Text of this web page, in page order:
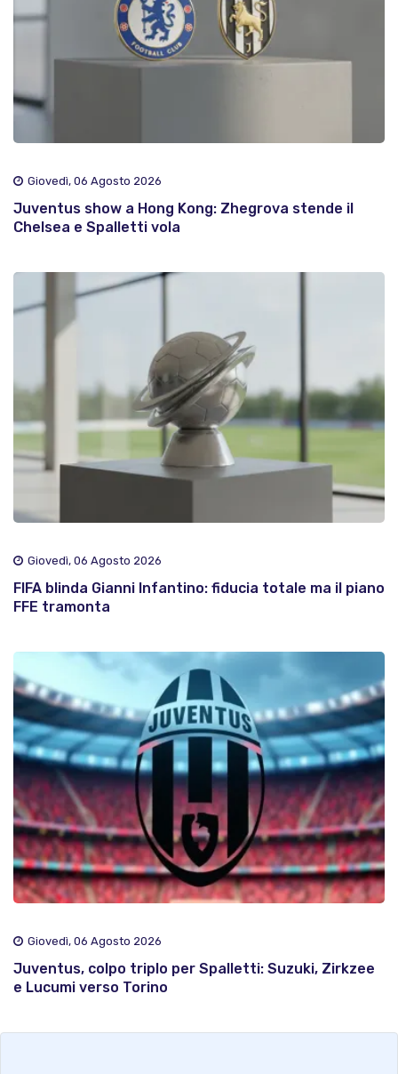
Giovedì, 06 Agosto 2026
Juventus show a Hong Kong: Zhegrova stende il
Chelsea e Spalletti vola
Giovedì, 06 Agosto 2026
FIFA blinda Gianni Infantino: fiducia totale ma il piano
FFE tramonta
Giovedì, 06 Agosto 2026
Juventus, colpo triplo per Spalletti: Suzuki, Zirkzee
e Lucumi verso Torino